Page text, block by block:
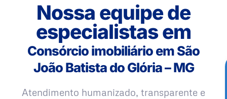
Nossa equipe de
especialistas em
Consórcio imobiliário em São
João Batista do Glória – MG
Atendimento humanizado, transparente e